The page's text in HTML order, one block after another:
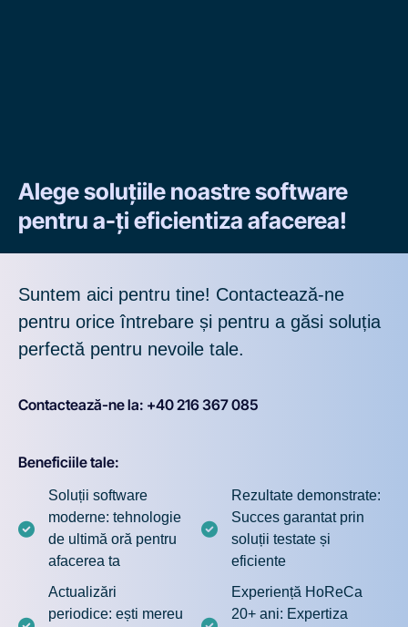
Alege soluțiile noastre software
pentru a-ți eficientiza afacerea!
Suntem aici pentru tine! Contactează-ne
pentru orice întrebare și pentru a găsi soluția
perfectă pentru nevoile tale.
Contactează-ne la: +40 216 367 085
Beneficiile tale:
Soluții software
moderne: tehnologie
de ultimă oră pentru
afacerea ta
Actualizări
periodice: ești mereu
Rezultate demonstrate:
Succes garantat prin
soluții testate și
eficiente
Experiență HoReCa
20+ ani: Expertiza